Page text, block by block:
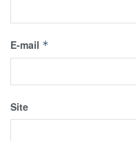
E-mail *
Site